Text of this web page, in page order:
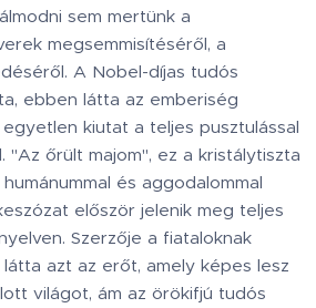
sem mertünk a
megsemmisítéséről, a
A Nobel-díjas tudós
ebben látta az emberiség
kiutat a teljes pusztulással
"Az őrült majom", ez a kristálytiszta
és aggodalommal
először jelenik meg teljes
Szerzője a fiataloknak
azt az erőt, amely képes lesz
világot, ám az örökifjú tudós